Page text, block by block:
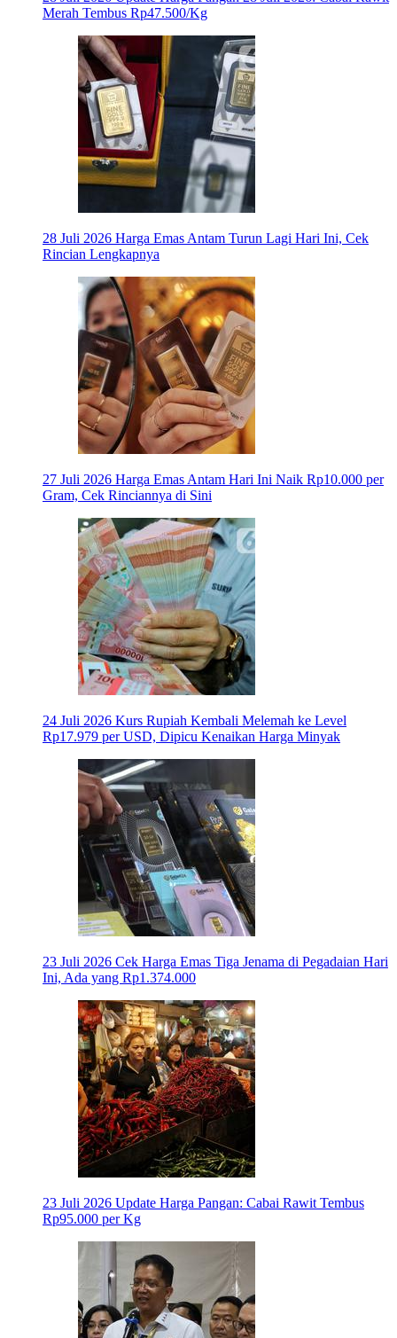
Merah Tembus Rp47.500/Kg
28 Juli 2026 Harga Emas Antam Turun Lagi Hari Ini, Cek
Rincian Lengkapnya
27 Juli 2026 Harga Emas Antam Hari Ini Naik Rp10.000 per
Gram, Cek Rinciannya di Sini
24 Juli 2026 Kurs Rupiah Kembali Melemah ke Level
Rp17.979 per USD, Dipicu Kenaikan Harga Minyak
23 Juli 2026 Cek Harga Emas Tiga Jenama di Pegadaian Hari
Ini, Ada yang Rp1.374.000
23 Juli 2026 Update Harga Pangan: Cabai Rawit Tembus
Rp95.000 per Kg